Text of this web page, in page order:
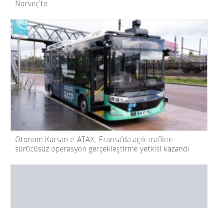
Norveç’te
Otonom Karsan e-ATAK, Fransa’da açık trafikte
sürücüsüz operasyon gerçekleştirme yetkisi kazandı